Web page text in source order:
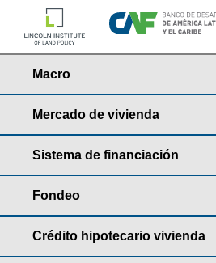
Macro
Mercado de vivienda
Sistema de financiación
Fondeo
Crédito hipotecario vivienda